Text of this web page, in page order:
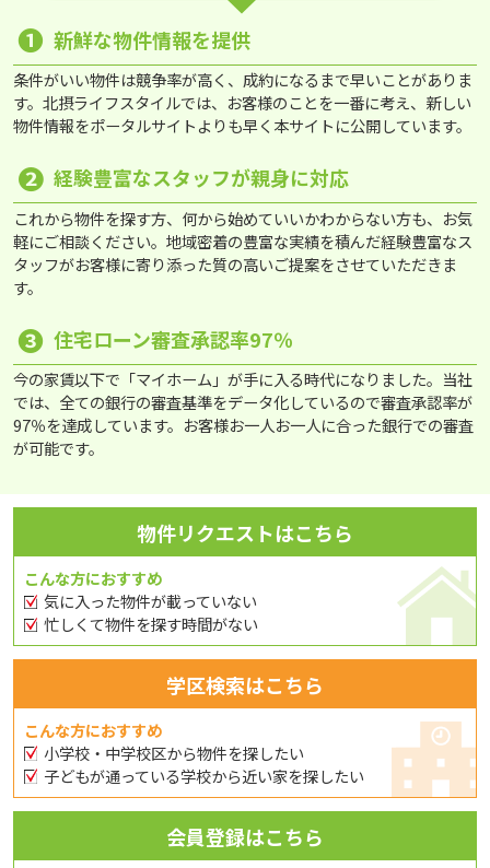
❶ 新鮮な物件情報を提供
条件がいい物件は競争率が高く、成約になるまで早いことがありま
す。北摂ライフスタイルでは、お客様のことを一番に考え、新しい
物件情報をポータルサイトよりも早く本サイトに公開しています。
❷ 経験豊富なスタッフが親身に対応
これから物件を探す方、何から始めていいかわからない方も、お気
軽にご相談ください。地域密着の豊富な実績を積んだ経験豊富なス
タッフがお客様に寄り添った質の高いご提案をさせていただきま
す。
❸ 住宅ローン審査承認率97％
今の家賃以下で「マイホーム」が手に入る時代になりました。当社
では、全ての銀行の審査基準をデータ化しているので審査承認率が
97％を達成しています。お客様お一人お一人に合った銀行での審査
が可能です。
物件リクエストはこちら
こんな方におすすめ
気に入った物件が載っていない
忙しくて物件を探す時間がない
学区検索はこちら
こんな方におすすめ
小学校・中学校区から物件を探したい
子どもが通っている学校から近い家を探したい
会員登録はこちら